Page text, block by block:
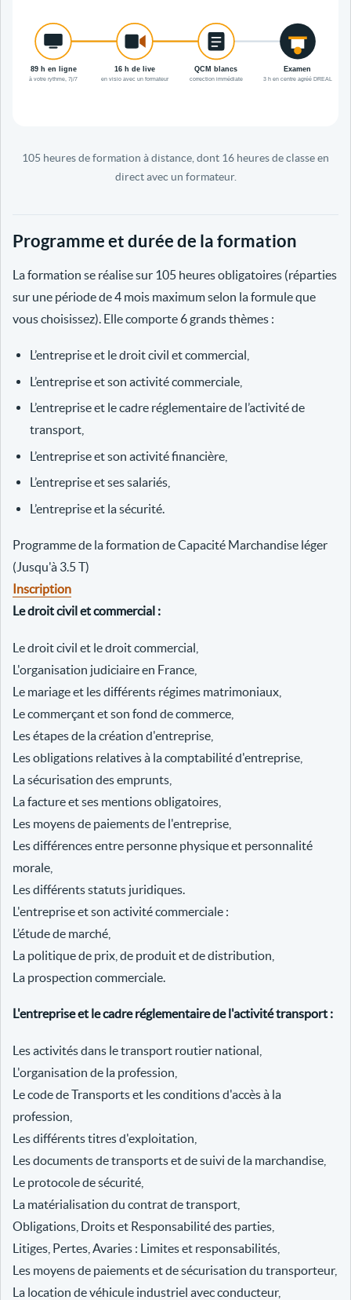
105 heures de formation à distance, dont 16 heures de classe en
direct avec un formateur.
Programme et durée de la formation
La formation se réalise sur 105 heures obligatoires (réparties
sur une période de 4 mois maximum selon la formule que
vous choisissez). Elle comporte 6 grands thèmes :
L’entreprise et le droit civil et commercial,
L’entreprise et son activité commerciale,
L’entreprise et le cadre réglementaire de l’activité de
transport,
L’entreprise et son activité financière,
L’entreprise et ses salariés,
L’entreprise et la sécurité.
Programme de la formation de Capacité Marchandise léger
(Jusqu'à 3.5 T)
Inscription
Le droit civil et commercial :
Le droit civil et le droit commercial,
L'organisation judiciaire en France,
Le mariage et les différents régimes matrimoniaux,
Le commerçant et son fond de commerce,
Les étapes de la création d'entreprise,
Les obligations relatives à la comptabilité d'entreprise,
La sécurisation des emprunts,
La facture et ses mentions obligatoires,
Les moyens de paiements de l'entreprise,
Les différences entre personne physique et personnalité
morale,
Les différents statuts juridiques.
L'entreprise et son activité commerciale :
L’étude de marché,
La politique de prix, de produit et de distribution,
La prospection commerciale.
L'entreprise et le cadre réglementaire de l'activité transport :
Les activités dans le transport routier national,
L'organisation de la profession,
Le code de Transports et les conditions d'accès à la
profession,
Les différents titres d'exploitation,
Les documents de transports et de suivi de la marchandise,
Le protocole de sécurité,
La matérialisation du contrat de transport,
Obligations, Droits et Responsabilité des parties,
Litiges, Pertes, Avaries : Limites et responsabilités,
Les moyens de paiements et de sécurisation du transporteur,
La location de véhicule industriel avec conducteur,